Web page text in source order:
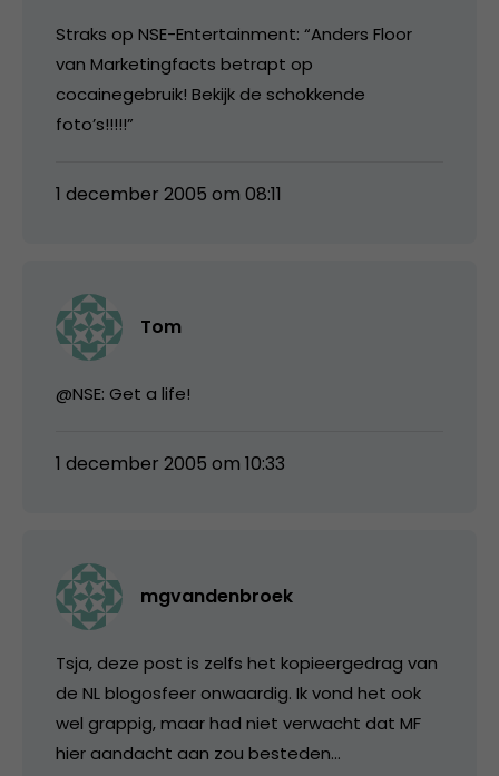
Straks op NSE-Entertainment: “Anders Floor
van Marketingfacts betrapt op
cocainegebruik! Bekijk de schokkende
foto’s!!!!!”
1 december 2005 om 08:11
Tom
@NSE: Get a life!
1 december 2005 om 10:33
mgvandenbroek
Tsja, deze post is zelfs het kopieergedrag van
de NL blogosfeer onwaardig. Ik vond het ook
wel grappig, maar had niet verwacht dat MF
hier aandacht aan zou besteden…